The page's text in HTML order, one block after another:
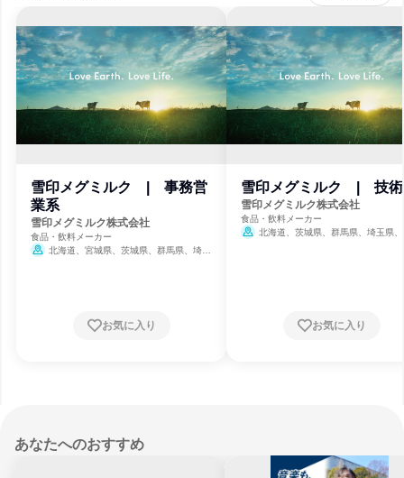
雪印メグミルク | 事務営
業系
雪印メグミルク株式会社
食品・飲料メーカー
北海道、宮城県、茨城県、群馬県、埼玉
お気に入り
雪印メグミルク | 技術
雪印メグミルク株式会社
食品・飲料メーカー
北海道、茨城県、群馬県、埼玉県
お気に入り
あなたへのおすすめ